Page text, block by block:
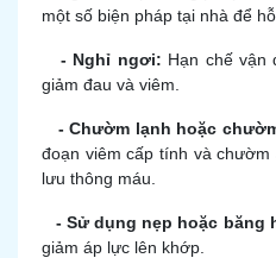
một số biện pháp tại nhà để
- Nghỉ ngơi: Hạn chế vận
giảm đau và viêm.
- Chườm lạnh hoặc
đoạn viêm cấp tính và
lưu thông máu.
- Sử dụng nẹp hoặc băng
giảm áp lực lên khớp.